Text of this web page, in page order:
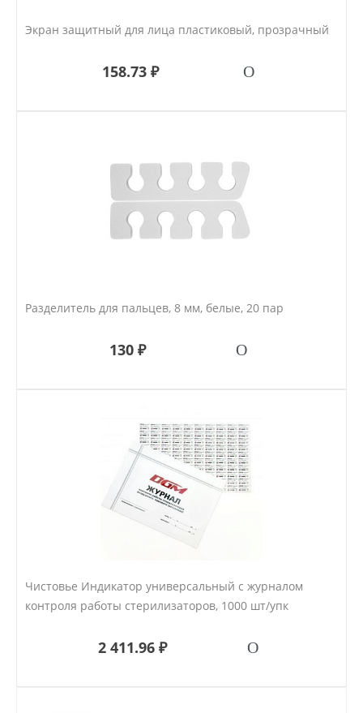
Экран защитный для лица пластиковый, прозрачный
158.73 ₽
Разделитель для пальцев, 8 мм, белые, 20 пар
130 ₽
Чистовье Индикатор универсальный с журналом
контроля работы стерилизаторов, 1000 шт/упк
2 411.96 ₽